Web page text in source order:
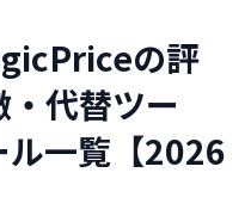
の評
代替ツー
ル一覧【2026